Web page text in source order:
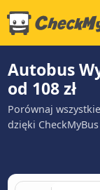
Autobus
od 108 zł
Porównaj
dzięki CheckMyBus